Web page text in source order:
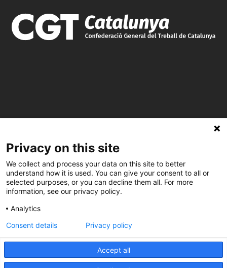
C/ Burgos 59, Baixos – 08014 Barcelona
spccc@spcgtcatalunya.cat
@CGTCatalunya
Privacy on this site
We collect and process your data on this site to better
understand how it is used. You can give your consent to all or
selected purposes, or you can decline them all. For more
information, see our privacy policy.
Analytics
Accept all
Consent details Privacy policy